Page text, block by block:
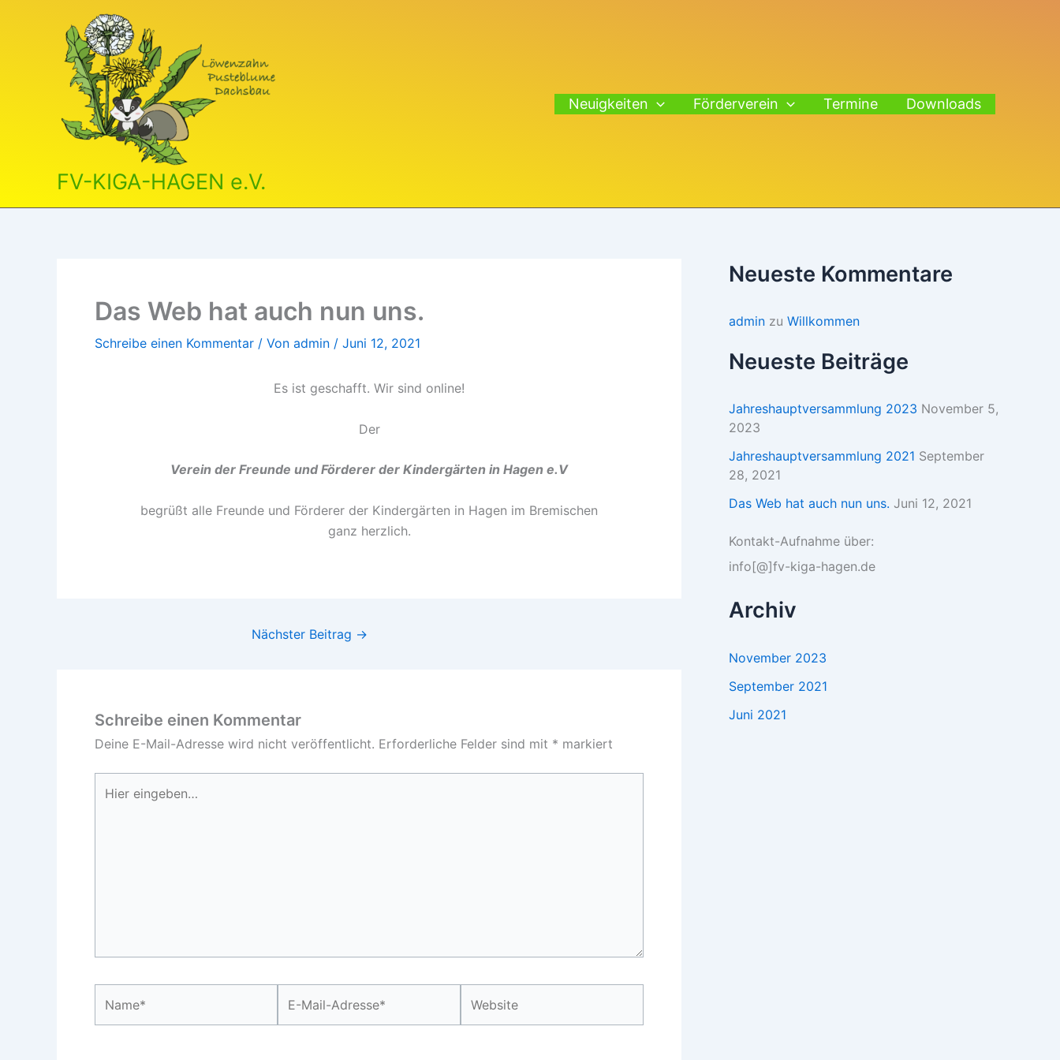
FV-KIGA-HAGEN e.V.
Neuigkeiten Förderverein Termine Downloads
Das Web hat auch nun uns.
Schreibe einen Kommentar / Von admin / Juni 12, 2021
Es ist geschafft. Wir sind online!
Der
Verein der Freunde und Förderer der Kindergärten in Hagen e.V
begrüßt alle Freunde und Förderer der Kindergärten in Hagen im Bremischen
ganz herzlich.
Nächster Beitrag →
Schreibe einen Kommentar
Deine E-Mail-Adresse wird nicht veröffentlicht. Erforderliche Felder sind mit * markiert
eingeben…
Mail-
Neueste Kommentare
admin zu Willkommen
Neueste Beiträge
Jahreshauptversammlung 2023 November 5,
2023
Jahreshauptversammlung 2021 September
28, 2021
Das Web hat auch nun uns. Juni 12, 2021
Kontakt-Aufnahme über:
info[@]fv-kiga-hagen.de
Archiv
November 2023
September 2021
Juni 2021